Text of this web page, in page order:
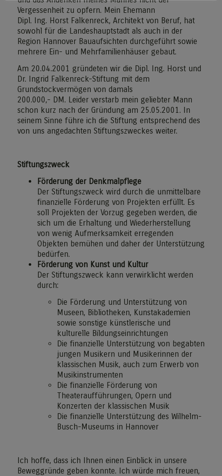
Vergessenheit zu opfern. Mein Ehemann
Dipl. Ing. Horst Falkenreck, Architekt von Beruf, hat
sowohl für die Landeshauptstadt als auch in der
Region Hannover Bauaufsichten durchgeführt sowie
mehrere Ein- und Mehrfamilienhäuser gebaut.
Am 20.04.2001 gründeten wir die Dipl. Ing. Horst und
Dr. Ingrid Falkenreck-Stiftung mit dem
Grundstockvermögen von damals
200.000,- DM. Leider verstarb mein geliebter Mann
schon kurz nach der Gründung am 25.05.2001. In
seinem Sinne führe ich die Stiftung entsprechend des
von uns angedachten Stiftungszweckes weiter.
Stiftungszweck
Förderung der Denkmalpflege
Der Stiftungszweck wird durch die unmittelbare
finanzielle Förderung von Projekten erfüllt. Es
soll Projekten der Vorzug gegeben werden, die
sich um die Erhaltung und Wiederherstellung
von wenig Aufmerksamkeit erregenden
Objekten bemühen und daher der Unterstützung
bedürfen.
Förderung von Kunst und Kultur
Der Stiftungszweck kann verwirklicht werden
durch:
Die Förderung und Unterstützung von
Museen, Bibliotheken, Kunstakademien
sowie sonstige künstlerische und
kulturelle Bildungseinrichtungen
Die finanzielle Unterstützung von begabten
jungen Musikern und Musikerinnen der
klassischen Musik, auch zum Erwerb von
Musikinstrumenten
Die finanzielle Förderung von
Theateraufführungen, Opern und
Konzerten der klassischen Musik
Die finanzielle Unterstützung des Wilhelm-
Busch-Museums in Hannover
Ich hoffe, dass ich Ihnen einen Einblick in unsere
Beweggründe geben konnte. Ich würde mich freuen,